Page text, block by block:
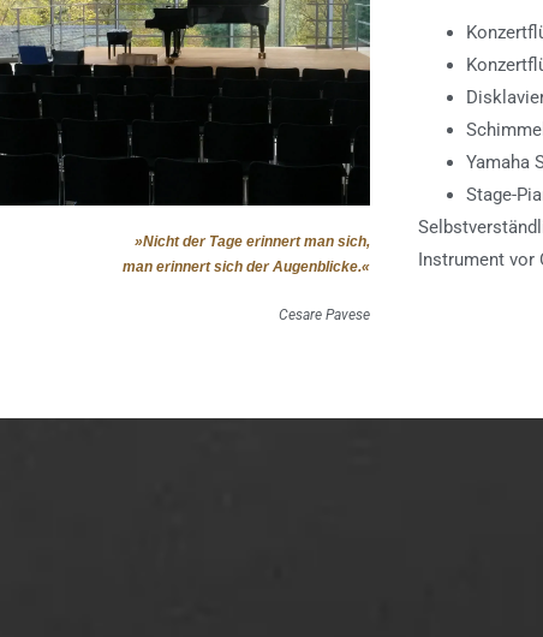
»Nicht der Tage erinnert man sich,
man erinnert sich der Augenblicke.«
Cesare Pavese
Yamaha
Stage-
Instrument vor